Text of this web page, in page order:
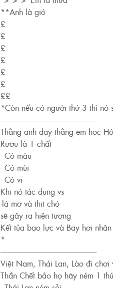
**Anh là gió
£
£
£
£
£
£
££
*Còn nếu có người thứ 3 thì nó
----------------------------------------------------------------
Thằng anh dạy thằng em học
Rượu là 1 chất
- Có màu
- Có mùi
- Có vị
Khi nó tác dụng vs
-lá mơ và thịt chó
sẽ gây ra hiện tượng
Kết tủa bạo lực và Bay hơi
*
----------------------------------------------------------------
Việt Nam, Thái Lan, Lào đi
Thần Chết bảo họ hãy ném 1